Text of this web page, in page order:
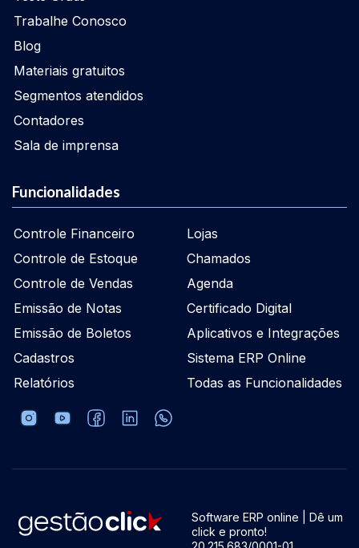
Trabalhe Conosco
Blog
Materiais gratuitos
Segmentos atendidos
Contadores
Sala de imprensa
Funcionalidades
Controle Financeiro
Controle de Estoque
Controle de Vendas
Emissão de Notas
Emissão de Boletos
Cadastros
Relatórios
Lojas
Chamados
Agenda
Certificado Digital
Aplicativos e Integrações
Sistema ERP Online
Todas as Funcionalidades
Software ERP online | Dê um
click e pronto!